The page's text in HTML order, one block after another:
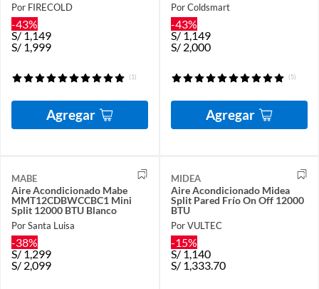
Por FIRECOLD
-43%
S/1,149
S/ 1,999
(1)
Agregar
Por Coldsmart
-43%
S/1,149
S/ 2,000
(5)
Agregar
MABE
Aire Acondicionado Mabe
MMT12CDBWCCBC1 Mini
Split 12000 BTU Blanco
Por Santa Luisa
-38%
S/1,299
S/ 2,099
MIDEA
Aire Acondicionado Midea
Split Pared Frío On Off 12000
BTU
Por VULTEC
-15%
S/1,140
S/ 1,333.70